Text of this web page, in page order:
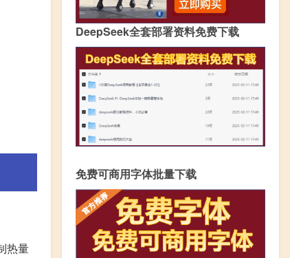
热量
DeepSeek全套部署资料免费下载
免费可商用字体批量下载